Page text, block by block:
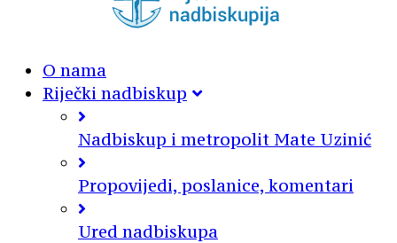
O nama
Riječki nadbiskup
Nadbiskup i metropolit Mate Uzinić
Propovijedi, poslanice, komentari
Ured nadbiskupa